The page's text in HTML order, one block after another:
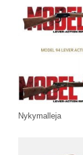
Nykymalleja